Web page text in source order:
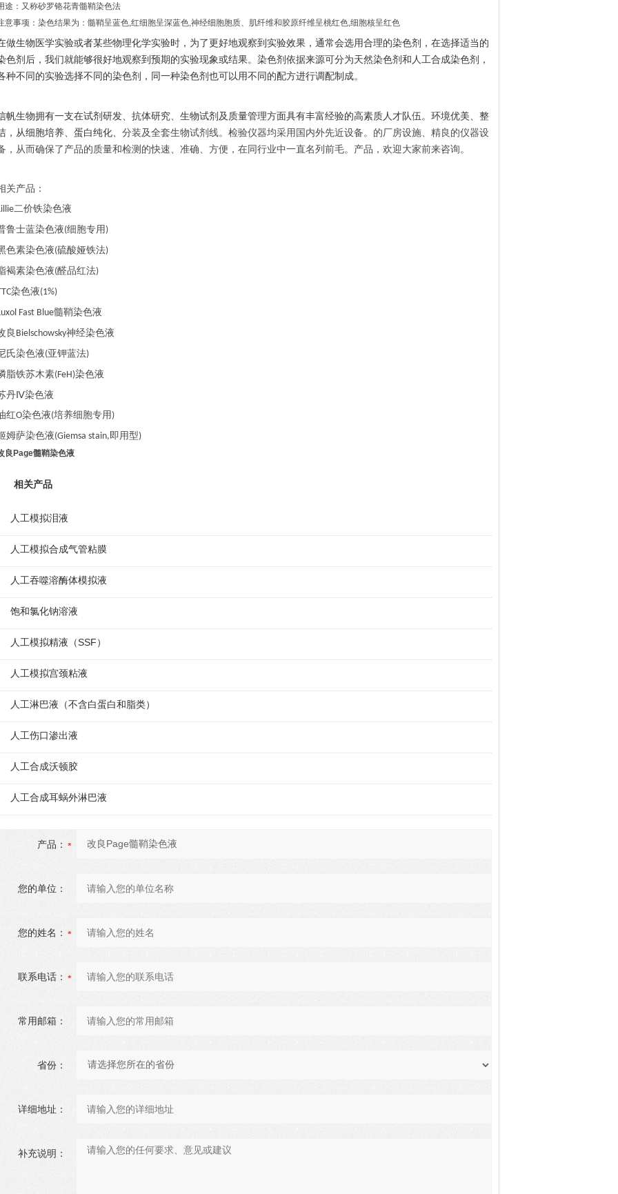
途：又称砂罗铬花青髓鞘染色法
意事项：染色结果为：髓鞘呈蓝色,红细胞呈深蓝色,神经细胞胞质、肌纤维和胶原纤维呈桃红色,细胞核呈红色
做生物医学实验或者某些物理化学实验时，为了更好地观察到实验效果，通常会选用合理的染色剂，在选择适当的
色剂后，我们就能够很好地观察到预期的实验现象或结果。染色剂依据来源可分为天然染色剂和人工合成染色剂，
种不同的实验选择不同的染色剂，同一种染色剂也可以用不同的配方进行调配制成。
帆生物拥有一支在试剂研发、抗体研究、生物试剂及质量管理方面具有丰富经验的高素质人才队伍。环境优美、整
，从细胞培养、蛋白纯化、 分装及全套生物试剂线。检验仪器均采用国内外先近设备。的厂房设施、精良的仪器设
，从而确保了产品的质量和检测的快速、准确、方便，在同行业中一直名列前毛。产品，欢迎大家前来咨询。
关产品：
二价铁染色液
鲁士蓝染色液(细胞专用 )
色素染色液(硫酸娅铁法)
褐素染色液(醛品红法)
染色液(1%)
Fast Blue髓鞘染色液
良 Bielschowsky神经染色液
氏染色液(亚钾蓝法)
脂铁苏木素(FeH)染色液
丹 Ⅳ染色液
红O染色液(培养细胞专用 )
姆萨染色液(Giemsa stain,即用型)
良Page髓鞘染色液
相关产品
人工模拟泪液
人工模拟合成气管粘膜
人工吞噬溶酶体模拟液
饱和氯化钠溶液
人工模拟精液（SSF）
人工模拟宫颈粘液
人工淋巴液（不含白蛋白和脂类）
人工伤口渗出液
人工合成沃顿胶
人工合成耳蜗外淋巴液
产品：
您的单位：
您的姓名：
联系电话：
常用邮箱：
省份：
详细地址：
补充说明：